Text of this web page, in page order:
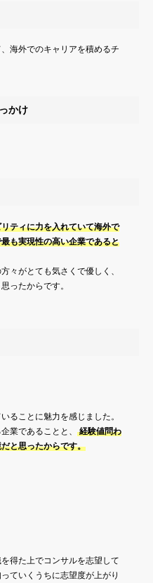
海外でのキャリアを積めるチ
かけ
ティに力を入れていて海外で
も実現性の高い企業であると
々がとても気さくで優しく、
ったからです。
ることに魅力を感じました。
業であることと、 経験値問わ
と思ったからです。
得た上でコンサルを志望して
ていくうちに志望度が上がり